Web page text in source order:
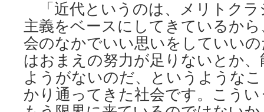
「近代というのは、メリトクラ
主義をベースにしてきているか
会のなかでいい思いをしていい
はおまえの努力が足りないとか
ようがないのだ、というような
かり通ってきた社会です。こう